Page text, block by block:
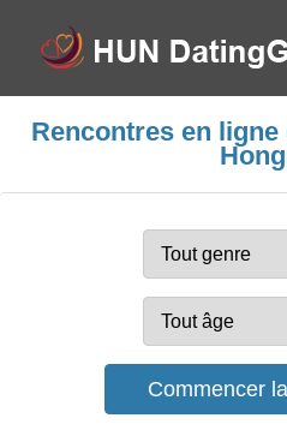
Rencontres en